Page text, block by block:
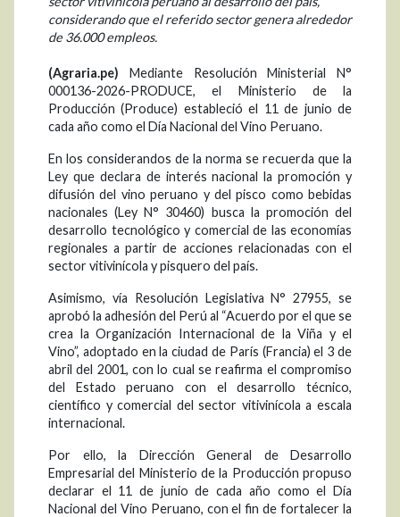
considerando que el referido sector genera alrededor
de 36.000 empleos.
(Agraria.pe) Mediante Resolución Ministerial N°
000136-2026-PRODUCE, el Ministerio de la
Producción (Produce) estableció el 11 de junio de
cada año como el Día Nacional del Vino Peruano.
En los considerandos de la norma se recuerda que la
Ley que declara de interés nacional la promoción y
difusión del vino peruano y del pisco como bebidas
nacionales (Ley N° 30460) busca la promoción del
desarrollo tecnológico y comercial de las economías
regionales a partir de acciones relacionadas con el
sector vitivinícola y pisquero del país.
Asimismo, vía Resolución Legislativa N° 27955, se
aprobó la adhesión del Perú al “Acuerdo por el que se
crea la Organización Internacional de la Viña y el
Vino”, adoptado en la ciudad de París (Francia) el 3 de
abril del 2001, con lo cual se reafirma el compromiso
del Estado peruano con el desarrollo técnico,
científico y comercial del sector vitivinícola a escala
internacional.
Por ello, la Dirección General de Desarrollo
Empresarial del Ministerio de la Producción propuso
declarar el 11 de junio de cada año como el Día
Nacional del Vino Peruano, con el fin de fortalecer la